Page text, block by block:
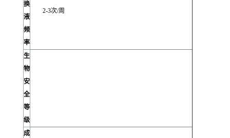
换
液
频
率
2-3次/周
生
物
安
全
等
级
成